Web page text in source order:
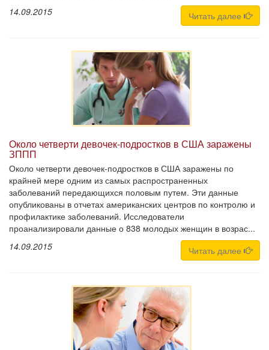
14.09.2015
Читать далее
Около четверти девочек-подростков в США заражены
ЗППП
Около четверти девочек-подростков в США заражены по
крайней мере одним из самых распространенных
заболеваний передающихся половым путем. Эти данные
опубликованы в отчетах американских центров по контролю и
профилактике заболеваний. Исследователи
проанализировали данные о 838 молодых женщин в возрас...
14.09.2015
Читать далее